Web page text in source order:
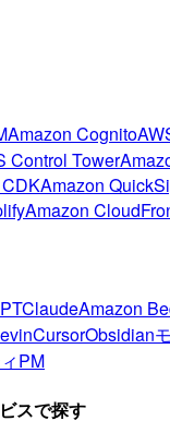
Amazon Cognito
Control Tower
Amazon
Amazon
ClaudeAmazon
CursorObsidian
PM
スで探す